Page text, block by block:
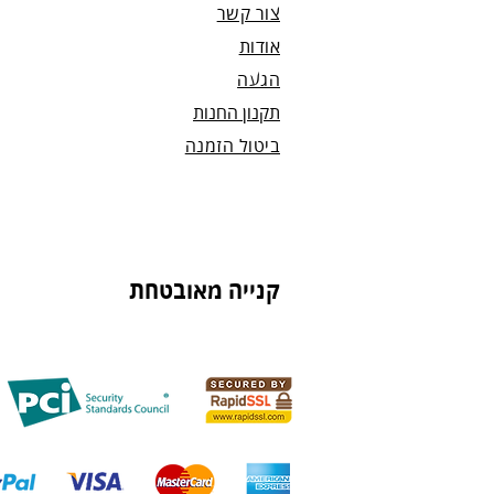
צור קשר
אודות
הגעה
תקנון החנות
ביטול הזמנה
קנייה מאובטחת